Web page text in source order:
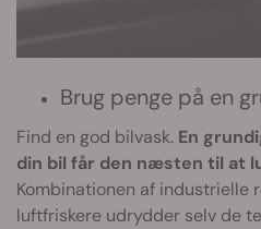
Brug penge på en
Find en god bilvask. En
din bil får den næsten til at
Kombinationen af industrielle
luftfriskere udrydder selv de